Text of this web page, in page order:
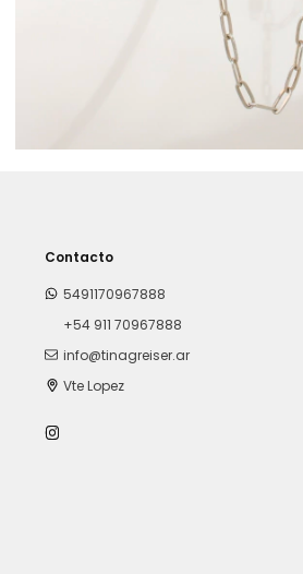
Contacto
5491170967888
+54 911 70967888
info@tinagreiser.ar
Vte Lopez